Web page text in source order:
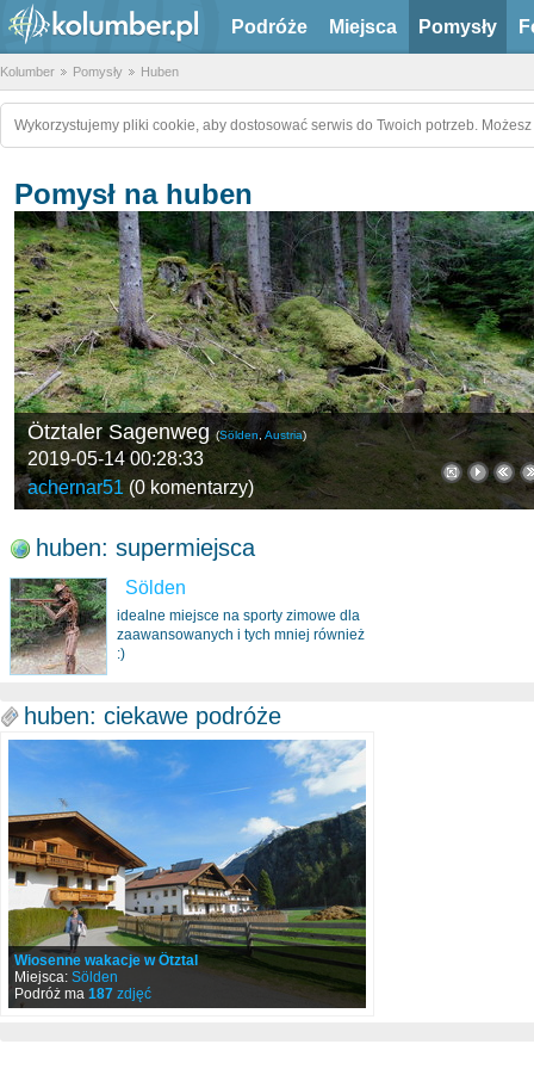
Podróże Miejsca Pomysły
Kolumber Pomysły Huben
Wykorzystujemy pliki cookie, aby dostosować serwis do Twoich potrzeb.
Pomysł na huben
Ötztaler Sagenweg (Sölden Austria)
2019-05-14 00:28:33
achernar51 (0 komentarzy)
huben: supermiejsca
Sölden
idealne miejsce na sporty zimowe dla
zaawansowanych i tych mniej również
:)
huben: ciekawe podróże
Wiosenne wakacje w Ötztal
Miejsca: Sölden
Podróż ma 187 zdjęć